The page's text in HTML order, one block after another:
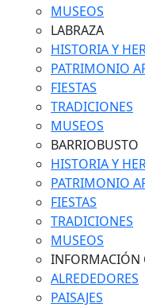
MUSEOS
LABRAZA
HISTORIA Y
PATRIMONIO
FIESTAS
TRADICIONES
MUSEOS
BARRIOBUSTO
HISTORIA Y
PATRIMONIO
FIESTAS
TRADICIONES
MUSEOS
INFORMACIÓN
ALREDEDORES
PAISAJES